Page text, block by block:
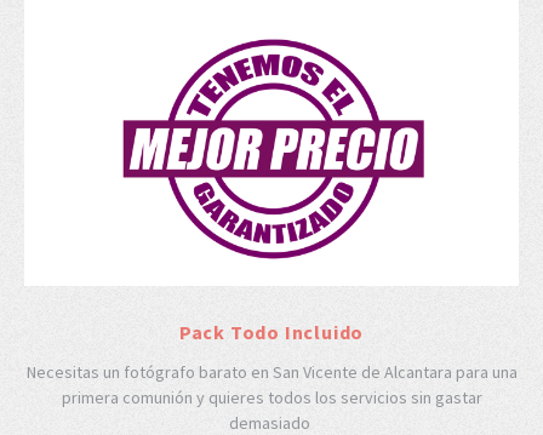
Pack Todo Incluido
Necesitas un fotógrafo barato en San Vicente de Alcantara para una
primera comunión y quieres todos los servicios sin gastar
demasiado